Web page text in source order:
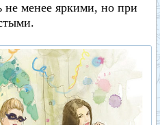
не менее яркими, но при